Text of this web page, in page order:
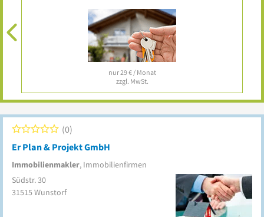
nur 29 € / Monat
zzgl. MwSt.
Er Plan & Projekt GmbH
Immobilienmakler, Immobilienfirmen
0
Südstr. 30
31515Wunstorf